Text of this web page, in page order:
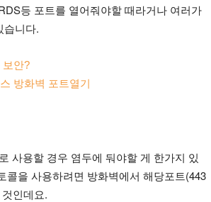
등 포트를 열어줘야할 때라거나 여러가
습니다.
보안?
방화벽 포트열기
사용할 경우 염두에 둬야할 게 한가지 있
콜을 사용하려면 방화벽에서 해당포트(443
인데요.